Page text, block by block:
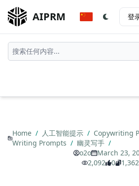
AIPRM 登
Home / 人工智能提示 / Copywriting
Writing Prompts / 幽灵写手 /
o2o
March 23,
2,092
0 1,362